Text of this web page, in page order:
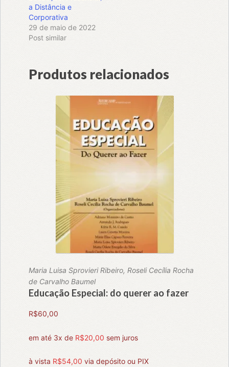
a Distância e
Corporativa
29 de maio de 2022
Post similar
Produtos relacionados
Maria Luisa Sprovieri Ribeiro, Roseli Cecília Rocha
de Carvalho Baumel
Educação Especial: do querer ao fazer
R$60,00
em até 3x de R$20,00 sem juros
à vista R$54,00 via depósito ou PIX